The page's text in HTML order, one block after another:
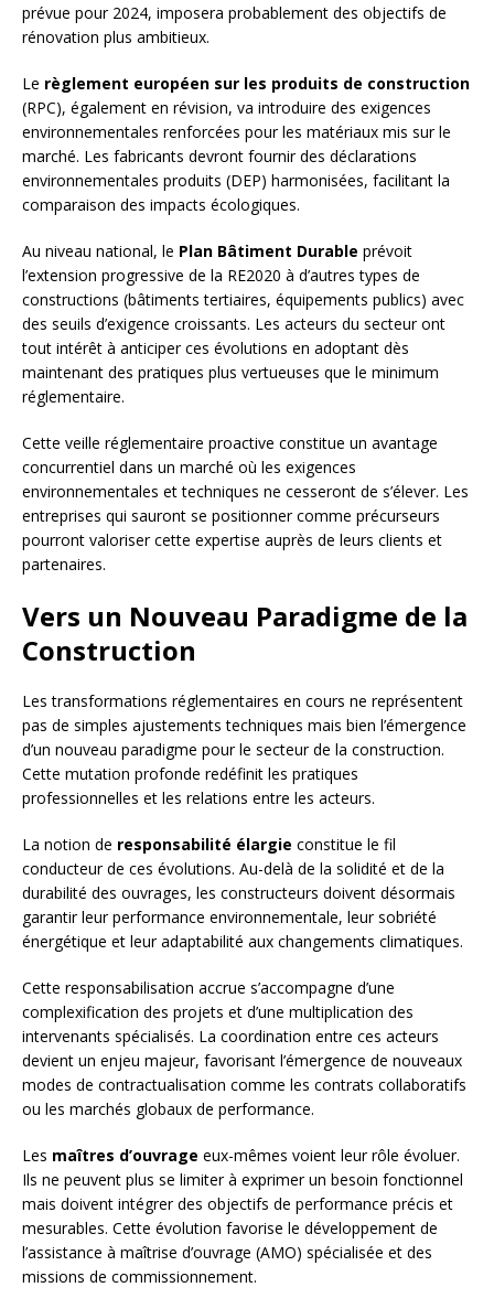
prévue pour 2024, imposera probablement des objectifs de
rénovation plus ambitieux.
Le règlement européen sur les produits de construction
(RPC), également en révision, va introduire des exigences
environnementales renforcées pour les matériaux mis sur le
marché. Les fabricants devront fournir des déclarations
environnementales produits (DEP) harmonisées, facilitant la
comparaison des impacts écologiques.
Au niveau national, le Plan Bâtiment Durable prévoit
l’extension progressive de la RE2020 à d’autres types de
constructions (bâtiments tertiaires, équipements publics) avec
des seuils d’exigence croissants. Les acteurs du secteur ont
tout intérêt à anticiper ces évolutions en adoptant dès
maintenant des pratiques plus vertueuses que le minimum
réglementaire.
Cette veille réglementaire proactive constitue un avantage
concurrentiel dans un marché où les exigences
environnementales et techniques ne cesseront de s’élever. Les
entreprises qui sauront se positionner comme précurseurs
pourront valoriser cette expertise auprès de leurs clients et
partenaires.
Vers un Nouveau Paradigme de la
Construction
Les transformations réglementaires en cours ne représentent
pas de simples ajustements techniques mais bien l’émergence
d’un nouveau paradigme pour le secteur de la construction.
Cette mutation profonde redéfinit les pratiques
professionnelles et les relations entre les acteurs.
La notion de responsabilité élargie constitue le fil
conducteur de ces évolutions. Au-delà de la solidité et de la
durabilité des ouvrages, les constructeurs doivent désormais
garantir leur performance environnementale, leur sobriété
énergétique et leur adaptabilité aux changements climatiques.
Cette responsabilisation accrue s’accompagne d’une
complexification des projets et d’une multiplication des
intervenants spécialisés. La coordination entre ces acteurs
devient un enjeu majeur, favorisant l’émergence de nouveaux
modes de contractualisation comme les contrats collaboratifs
ou les marchés globaux de performance.
Les maîtres d’ouvrage eux-mêmes voient leur rôle évoluer.
Ils ne peuvent plus se limiter à exprimer un besoin fonctionnel
mais doivent intégrer des objectifs de performance précis et
mesurables. Cette évolution favorise le développement de
l’assistance à maîtrise d’ouvrage (AMO) spécialisée et des
missions de commissionnement.